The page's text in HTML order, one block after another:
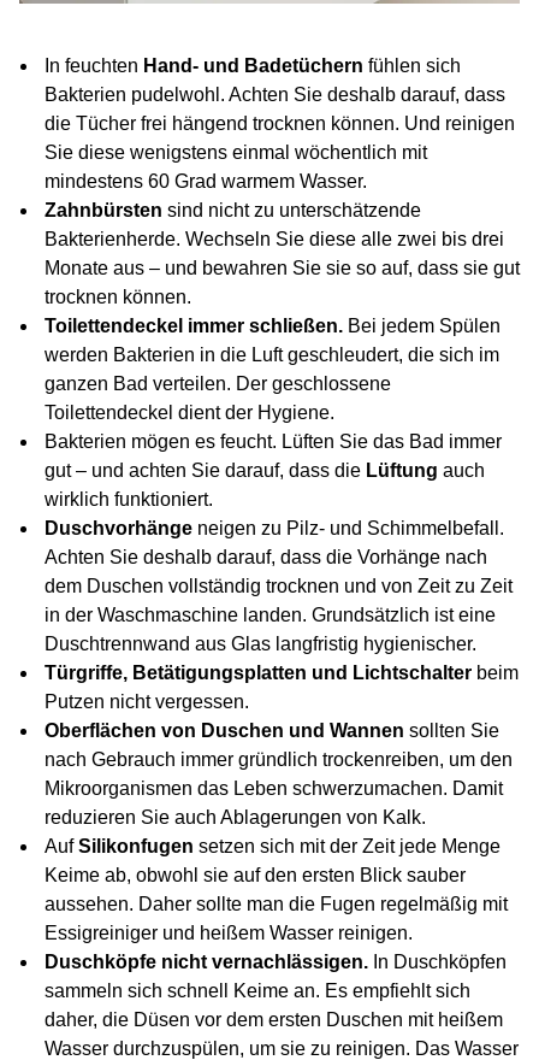
In feuchten Hand- und Badetüchern fühlen sich
Bakterien pudelwohl. Achten Sie deshalb darauf, dass
die Tücher frei hängend trocknen können. Und reinigen
Sie diese wenigstens einmal wöchentlich mit
mindestens 60 Grad warmem Wasser.
Zahnbürsten sind nicht zu unterschätzende
Bakterienherde. Wechseln Sie diese alle zwei bis drei
Monate aus – und bewahren Sie sie so auf, dass sie gut
trocknen können.
Toilettendeckel immer schließen. Bei jedem Spülen
werden Bakterien in die Luft geschleudert, die sich im
ganzen Bad verteilen. Der geschlossene
Toilettendeckel dient der Hygiene.
Bakterien mögen es feucht. Lüften Sie das Bad immer
gut – und achten Sie darauf, dass die Lüftung auch
wirklich funktioniert.
Duschvorhänge neigen zu Pilz- und Schimmelbefall.
Achten Sie deshalb darauf, dass die Vorhänge nach
dem Duschen vollständig trocknen und von Zeit zu Zeit
in der Waschmaschine landen. Grundsätzlich ist eine
Duschtrennwand aus Glas langfristig hygienischer.
Türgriffe, Betätigungsplatten und Lichtschalter beim
Putzen nicht vergessen.
Oberflächen von Duschen und Wannen sollten Sie
nach Gebrauch immer gründlich trockenreiben, um den
Mikroorganismen das Leben schwerzumachen. Damit
reduzieren Sie auch Ablagerungen von Kalk.
AufSilikonfugen setzen sich mit der Zeit jede Menge
Keime ab, obwohl sie auf den ersten Blick sauber
aussehen. Daher sollte man die Fugen regelmäßig mit
Essigreiniger und heißem Wasser reinigen.
Duschköpfe nicht vernachlässigen. In Duschköpfen
sammeln sich schnell Keime an. Es empfiehlt sich
daher, die Düsen vor dem ersten Duschen mit heißem
Wasser durchzuspülen, um sie zu reinigen. Das Wasser